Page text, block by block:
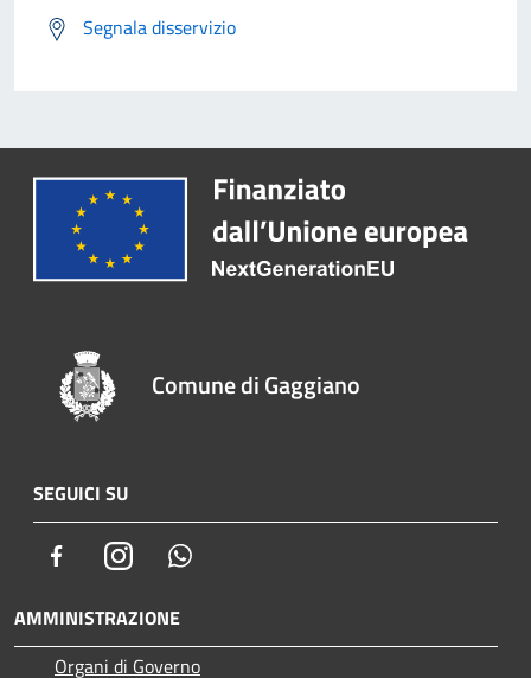
Segnala disservizio
Comune di Gaggiano
SEGUICI SU
FacebookInstagram
AMMINISTRAZIONE
Organi di Governo